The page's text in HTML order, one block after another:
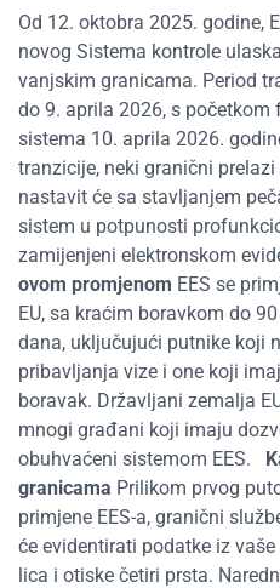
Od 12. oktobra 2025. godine,
novog Sistema kontrole
vanjskim granicama. Period
do 9. aprila 2026, s
sistema 10. aprila 2026.
tranzicije, neki granični
nastavit će sa stavljanjem
sistem u potpunosti
zamijenjeni elektronskom
ovom promjenom EES se
EU, sa kraćim boravkom do
dana, uključujući putnike koji
pribavljanja vize i one koji
boravak. Državljani zemalja
mnogi građani koji imaju
obuhvaćeni sistemom EES.
granicama Prilikom prvog
primjene EES-a, granični
će evidentirati podatke iz
lica i otiske četiri prsta.